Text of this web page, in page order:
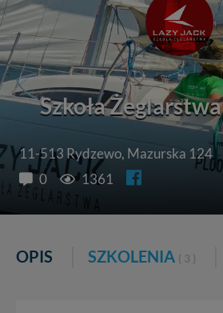
Szkoła
11-513 Rydzewo, Mazurska 124
0
1361
OPIS SZKOLENIA ( 3 )